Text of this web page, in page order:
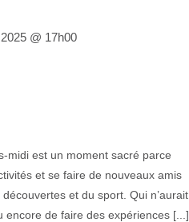
@ 17h00
est un moment sacré parce
et se faire de nouveaux amis
et du sport. Qui n’aurait
encore de faire des expériences [...]